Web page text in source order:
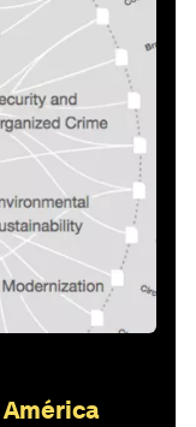
América